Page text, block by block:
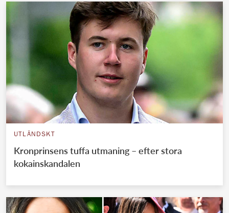
UTLÄNDSKT
Kronprinsens tuffa utmaning – efter stora
kokainskandalen